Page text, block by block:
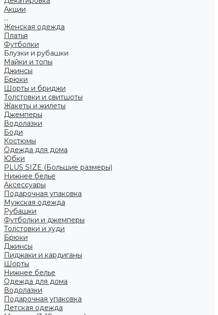
Акции
...
Женская одежда
Платья
Футболки
Блузки и рубашки
Майки и топы
Джинсы
Брюки
Шорты и бриджи
Толстовки и свитшоты
Жакеты и жилеты
Джемперы
Водолазки
Боди
Костюмы
Одежда для дома
Юбки
PLUS SIZE (Большие размеры)
Нижнее белье
Аксессуары
Подарочная упаковка
Мужская одежда
Рубашки
Футболки и джемперы
Толстовки и худи
Брюки
Джинсы
Пиджаки и кардиганы
Шорты
Нижнее белье
Одежда для дома
Водолазки
Подарочная упаковка
Детская одежда